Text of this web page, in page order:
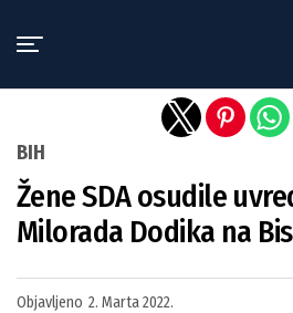
BIH
Žene SDA osudile
Milorada Dodika na
Objavljeno 2. Marta 2022.